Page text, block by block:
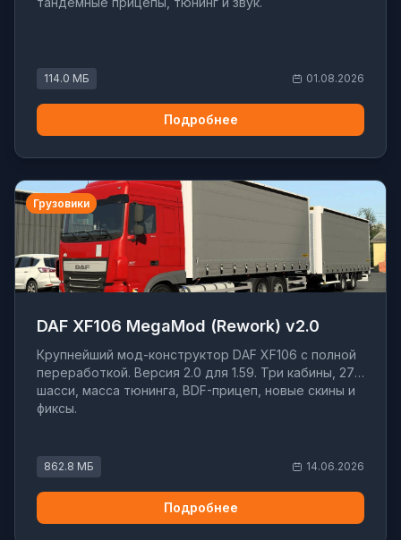
114.0 МБ 01.08.2026
Подробнее
Грузовики
DAF XF106 MegaMod (Rework) v2.0
Крупнейший мод-конструктор DAF XF106 с полной
переработкой. Версия 2.0 для 1.59. Три кабины, 27
шасси, масса тюнинга, BDF-прицеп, новые скины и
фиксы.
862.8 МБ 14.06.2026
Подробнее